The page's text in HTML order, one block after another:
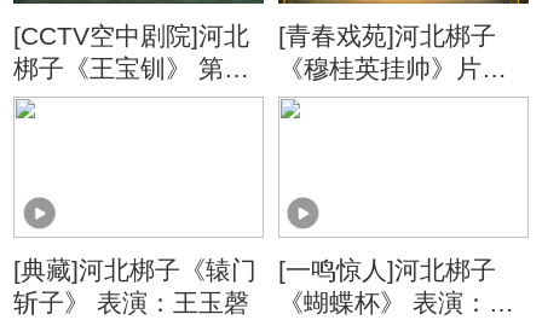
[CCTV空中剧院]河北
梆子《王宝钏》 第二
场 武家坡
[青春戏苑]河北梆子
《穆桂英挂帅》片段
表演：许荷英
[典藏]河北梆子《辕门
斩子》 表演：王玉磬
[一鸣惊人]河北梆子
《蝴蝶杯》 表演：黄